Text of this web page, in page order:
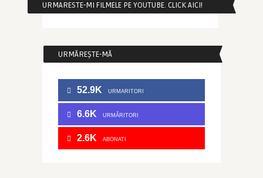
URMARESTE-MI FILMELE PE YOUTUBE. CLICK AICI!
URMĂREȘTE-MĂ
52.9K URMARITORI
6.6K URMĂRITORI
2.6K ABONATI